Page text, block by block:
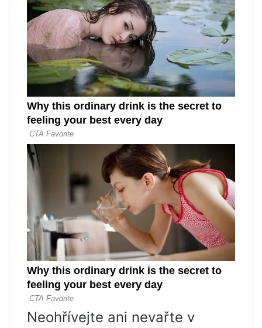
Neohřívejte ani nevařte v